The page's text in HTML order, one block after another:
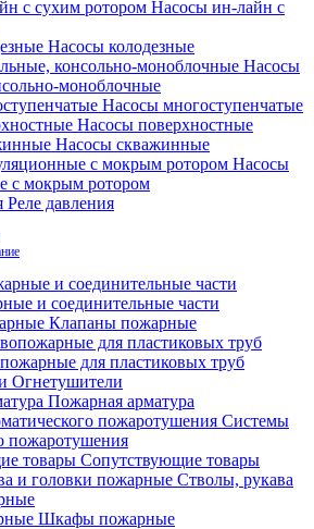
Насосы ин-лайн с
Насосы колодезные
Насосы
моноблочные
Насосы многоступенчатые
Насосы поверхностные
Насосы скважинные
Насосы
с мокрым ротором
Реле давления
и соединительные части
Клапаны пожарные
для пластиковых труб
Огнетушители
Пожарная арматура
Системы
пожаротушения
Сопутствующие товары
Стволы, рукава
Шкафы пожарные